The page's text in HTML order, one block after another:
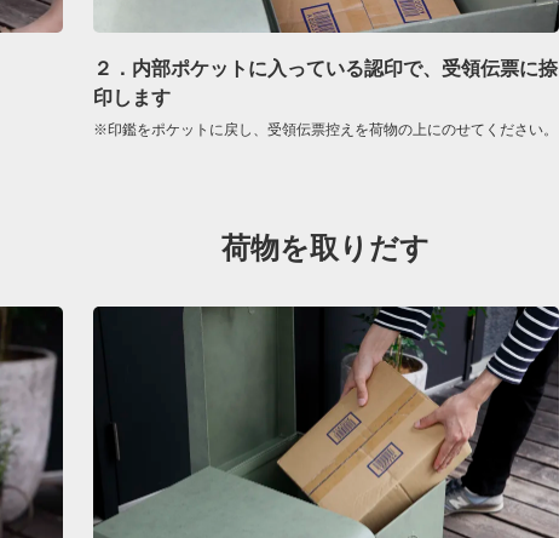
２．内部ポケットに入っている認印で、受領伝票に捺
印します
※印鑑をポケットに戻し、受領伝票控えを荷物の上にのせてください。
荷物を取りだす